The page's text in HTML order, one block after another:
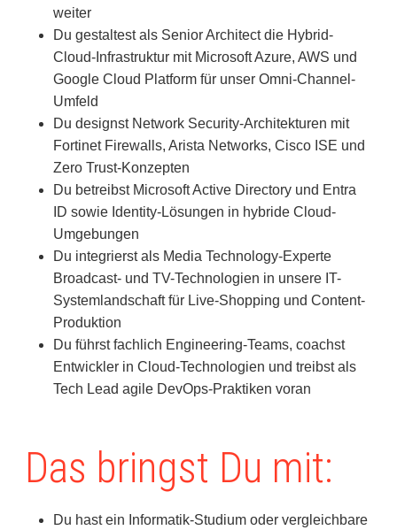
weiter
Du gestaltest als Senior Architect die Hybrid-
Cloud-Infrastruktur mit Microsoft Azure, AWS und
Google Cloud Platform für unser Omni-Channel-
Umfeld
Du designst Network Security-Architekturen mit
Fortinet Firewalls, Arista Networks, Cisco ISE und
Zero Trust-Konzepten
Du betreibst Microsoft Active Directory und Entra
ID sowie Identity-Lösungen in hybride Cloud-
Umgebungen
Du integrierst als Media Technology-Experte
Broadcast- und TV-Technologien in unsere IT-
Systemlandschaft für Live-Shopping und Content-
Produktion
Du führst fachlich Engineering-Teams, coachst
Entwickler in Cloud-Technologien und treibst als
Tech Lead agile DevOps-Praktiken voran
Das bringst Du mit:
Du hast ein Informatik-Studium oder vergleichbare